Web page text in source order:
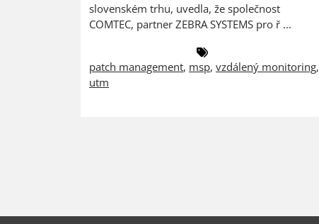
slovenském trhu, uvedla, že společnost
COMTEC, partner ZEBRA SYSTEMS pro ř ...
patch management, msp, vzdálený monitoring,
utm